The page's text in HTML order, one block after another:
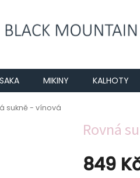
SAKA MIKINY KALHOTY
sukně - vínová
Rovná
849